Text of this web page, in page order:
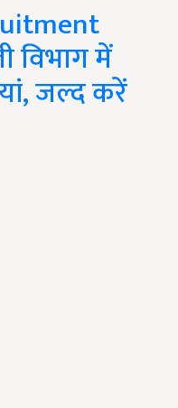
विभाग में
जल्द करें